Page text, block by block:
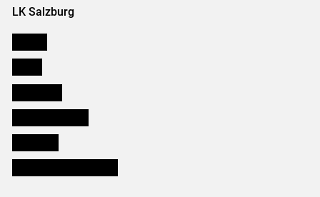
LK Salzburg